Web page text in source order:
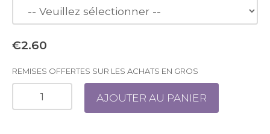
€2.60
REMISES OFFERTES SUR LES ACHATS EN GROS
AJOUTER AU PANIER